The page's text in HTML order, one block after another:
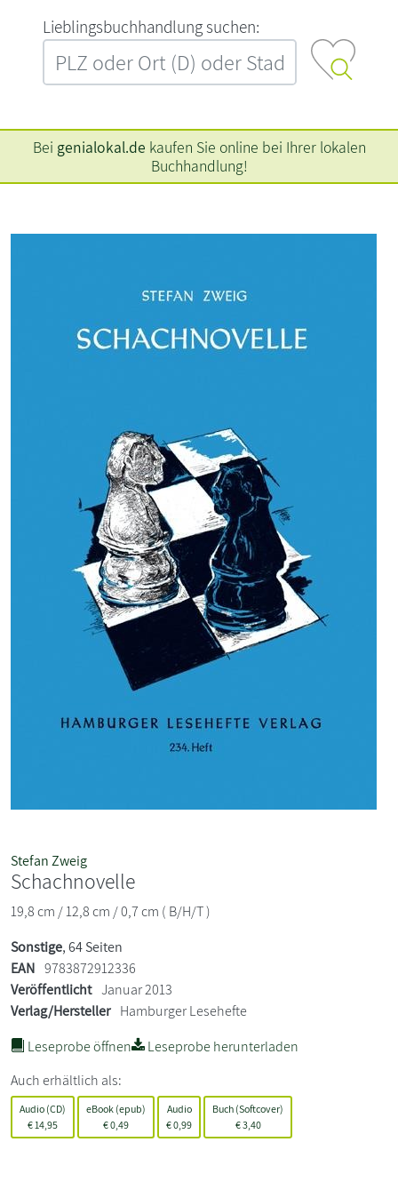
L‍i‍e‍b‍l‍i‍n‍g‍s‍b‍u‍c‍h‍h‍a‍n‍d‍l‍u‍n‍g‍ ‍s‍u‍c‍h‍e‍n‍:‍
Bei genialokal.de kaufen Sie online bei Ihrer lokalen
Buchhandlung!
Stefan Zweig
Schachnovelle
19,8 cm / 12,8 cm / 0,7 cm ( B/H/T )
Sonstige, 64 Seiten
EAN 9783872912336
Veröffentlicht Januar 2013
Verlag/Hersteller Hamburger Lesehefte
Leseprobe öffnen
Leseprobe herunterladen
Auch erhältlich als:
Audio (CD)
€ 14,95
eBook (epub)
€0,49
Audio
€0,99
Buch (Softcover)
€3,40